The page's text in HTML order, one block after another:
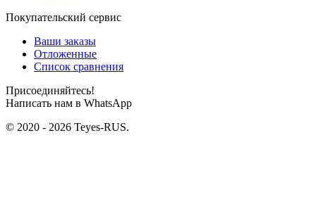
Покупательский сервис
Ваши заказы
Отложенные
Список сравнения
Присоединяйтесь!
Написать нам в WhatsApp
© 2020 - 2026 Teyes-RUS.